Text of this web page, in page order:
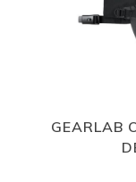
GEARLAB